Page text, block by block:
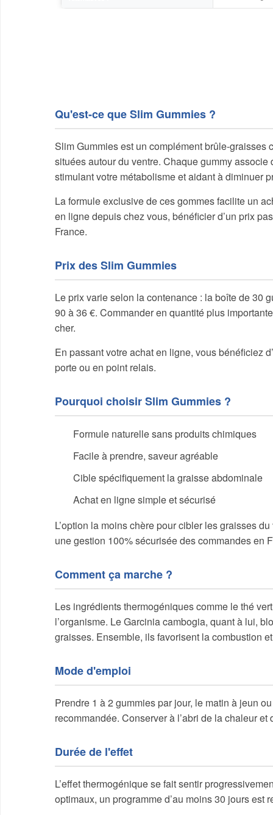
Qu'est-ce que Slim Gummies ?
Slim Gummies est un complément brûle-
situées autour du ventre. Chaque gummy
stimulant votre métabolisme et aidant à diminuer
La formule exclusive de ces gommes facilite un
en ligne depuis chez vous, bénéficier d’un prix
France.
Prix des Slim Gummies
Le prix varie selon la contenance : la boîte de 30
90 à 36 €. Commander en quantité plus
cher.
En passant votre achat en ligne, vous bénéficiez
porte ou en point relais.
Pourquoi choisir Slim Gummies ?
Formule naturelle sans produits chimiques
Facile à prendre, saveur agréable
Cible spécifiquement la graisse abdominale
Achat en ligne simple et sécurisé
L’option la moins chère pour cibler les graisses
une gestion 100% sécurisée des commandes en
Comment ça marche ?
Les ingrédients thermogéniques comme le thé
l’organisme. Le Garcinia cambogia, quant à lui,
graisses. Ensemble, ils favorisent la combustion
Mode d'emploi
Prendre 1 à 2 gummies par jour, le matin à jeun
recommandée. Conserver à l’abri de la chaleur et
Durée de l'effet
L’effet thermogénique se fait sentir
optimaux, un programme d’au moins 30 jours est